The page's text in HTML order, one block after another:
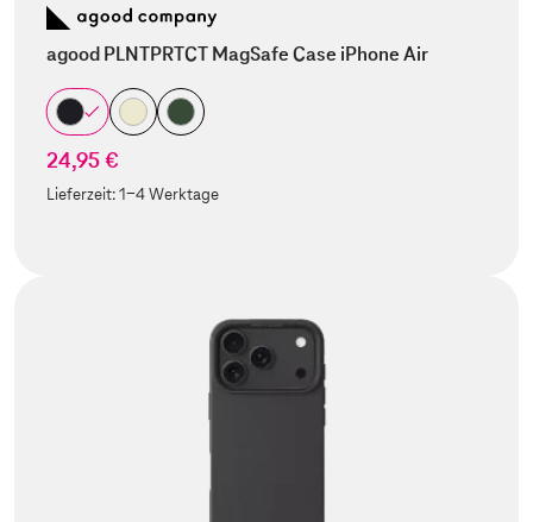
agood PLNTPRTCT MagSafe Case iPhone Air
24,95 €
Lieferzeit:1-4 Werktage